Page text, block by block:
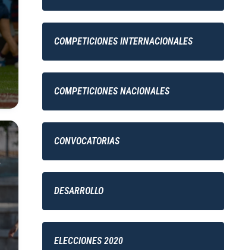
COMPETICIONES INTERNACIONALES
COMPETICIONES NACIONALES
CONVOCATORIAS
DESARROLLO
ELECCIONES 2020